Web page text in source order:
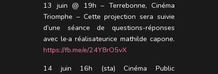
13 juin @ 19h – Terrebonne, Cinéma
Triomphe – Cette projection sera suivie
d’une séance de questions-réponses
avec le·a réalisateurice mathilde capone.
https://fb.me/e/24Y8rO5vX
14 juin 16h (sta)Cinéma Public